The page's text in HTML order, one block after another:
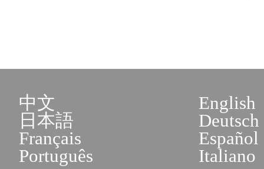
中文
English
日本語
Deutsch
Français
Español
Português
Italiano